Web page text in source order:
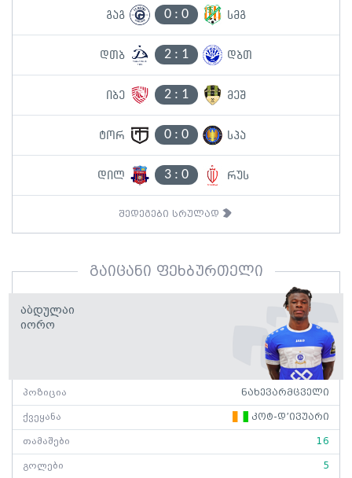
გაგ 0: 0 სმგ
დთბ 2: 1 დბთ
იბე 2: 1 მეშ
ტორ 0: 0 სპა
დილ 3: 0 რუს
შედეგები სრულად
გაიცანი ფეხბურთელი
Აბდულაი
Იორო
პოზიცია ნახევარმცველი
ქვეყანა კოტ-დ’ივუარი
თამაშები 16
გოლები 5